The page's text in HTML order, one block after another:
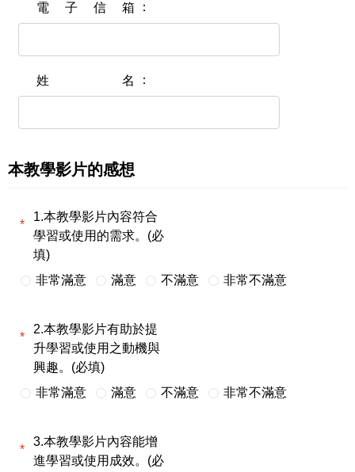
電子信箱
姓名
本教學影片的感想
1.本教學影片內容符合
學習或使用的需求。(必
填)
非常滿意
滿意 不滿意 非常不滿意
2.本教學影片有助於提
升學習或使用之動機與
興趣。(必填)
非常滿意
滿意 不滿意 非常不滿意
3.本教學影片內容能增
進學習或使用成效。(必